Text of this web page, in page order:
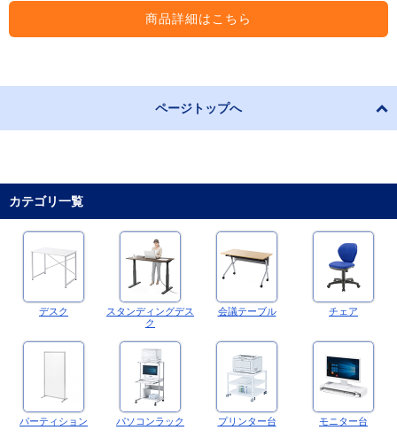
商品詳細はこちら
ページトップへ
カテゴリ一覧
デスク
スタンディングデス
ク
会議テーブル チェア
パーティション パソコンラック プリンター台 モニター台